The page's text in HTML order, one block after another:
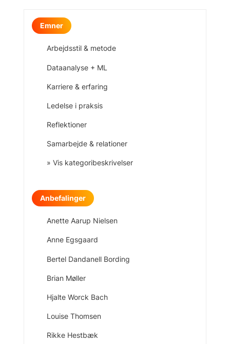
Emner
Arbejdsstil & metode
Dataanalyse + ML
Karriere & erfaring
Ledelse i praksis
Reflektioner
Samarbejde & relationer
» Vis kategoribeskrivelser
Anbefalinger
Anette Aarup Nielsen
Anne Egsgaard
Bertel Dandanell Bording
Brian Møller
Hjalte Worck Bach
Louise Thomsen
Rikke Hestbæk